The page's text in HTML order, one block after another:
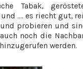
Tabak,
.... es riecht gut,
probieren und
noch die
werden.